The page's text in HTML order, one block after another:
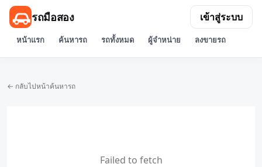
รถมือสอง
หน้าแรก ค้นหารถ รถทั้งหมด ผู้จำหน่าย ลงขายรถ
เข้าสู่ระบบ
← กลับไปหน้าค้นหารถ
Failed to fetch